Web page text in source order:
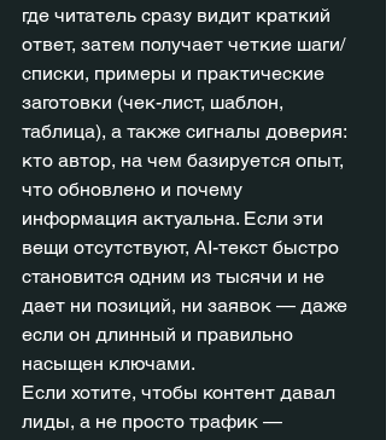
где читатель сразу видит краткий
ответ, затем получает четкие шаги/
списки, примеры и практические
заготовки (чек-лист, шаблон,
таблица), а также сигналы доверия:
кто автор, на чем базируется опыт,
что обновлено и почему
информация актуальна. Если эти
вещи отсутствуют, AI-текст быстро
становится одним из тысячи и не
дает ни позиций, ни заявок — даже
если он длинный и правильно
насыщен ключами.
Если хотите, чтобы контент давал
лиды, а не просто трафик —